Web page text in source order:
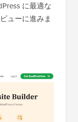
に最適な
ューに進みま